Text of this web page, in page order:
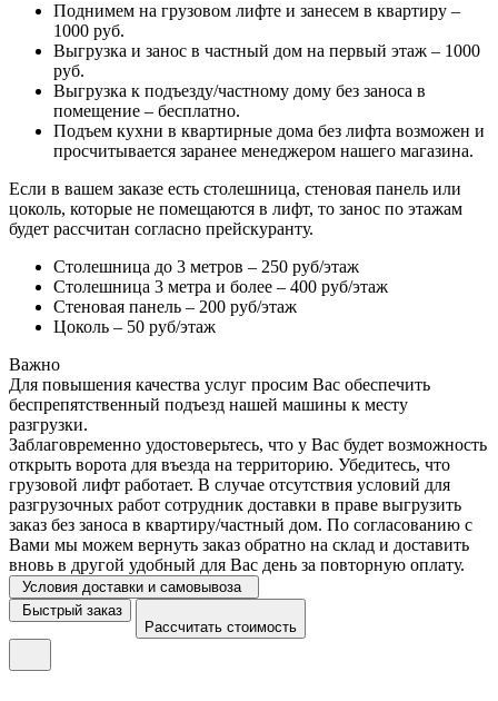
Поднимем на грузовом лифте и занесем в квартиру –
1000 руб.
Выгрузка и занос в частный дом на первый этаж – 1000
руб.
Выгрузка к подъезду/частному дому без заноса в
помещение – бесплатно.
Подъем кухни в квартирные дома без лифта возможен и
просчитывается заранее менеджером нашего магазина.
Если в вашем заказе есть столешница, стеновая панель или
цоколь, которые не помещаются в лифт, то занос по этажам
будет рассчитан согласно прейскуранту.
Столешница до 3 метров – 250 руб/этаж
Столешница 3 метра и более – 400 руб/этаж
Стеновая панель – 200 руб/этаж
Цоколь – 50 руб/этаж
Важно
Для повышения качества услуг просим Вас обеспечить
беспрепятственный подъезд нашей машины к месту
разгрузки.
Заблаговременно удостоверьтесь, что у Вас будет возможность
открыть ворота для въезда на территорию. Убедитесь, что
грузовой лифт работает. В случае отсутствия условий для
разгрузочных работ сотрудник доставки в праве выгрузить
заказ без заноса в квартиру/частный дом. По согласованию с
Вами мы можем вернуть заказ обратно на склад и доставить
вновь в другой удобный для Вас день за повторную оплату.
Условия доставки и самовывоза
Быстрый заказ
Рассчитать стоимость